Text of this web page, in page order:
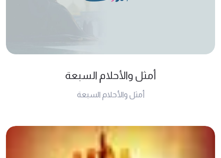
أمثل والأحلام السبعة
أمثل والأحلام السبعة